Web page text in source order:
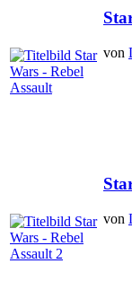
von
von